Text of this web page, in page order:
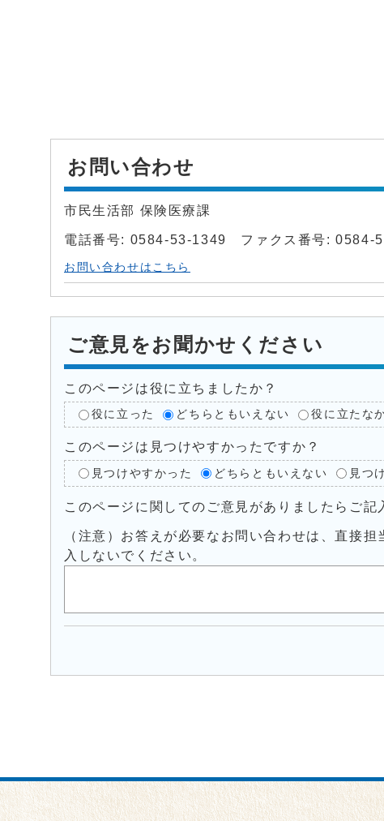
お問い合わせ
市民生活部 保険医療課
電話番号: 0584-53-1349 ファクス番号: 0584-
お問い合わせはこちら
ご意見をお聞かせください
このページは役に立ちましたか？
役に立った どちらともいえない 役に立たな
このページは見つけやすかったですか？
見つけやすかった どちらともいえない 見つ
このページに関してのご意見がありましたらご記
（注意）お答えが必要なお問い合わせは、直接
入しないでください。